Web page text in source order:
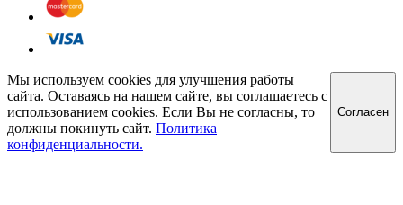
Мы используем cookies для улучшения работы
сайта. Оставаясь на нашем сайте, вы соглашаетесь с
использованием cookies. Если Вы не согласны, то
должны покинуть сайт. Политика
конфиденциальности.
Cогласен